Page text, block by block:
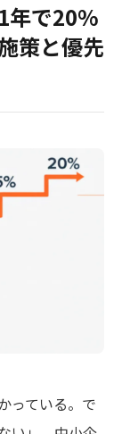
年で20%
策と優先
っている。で